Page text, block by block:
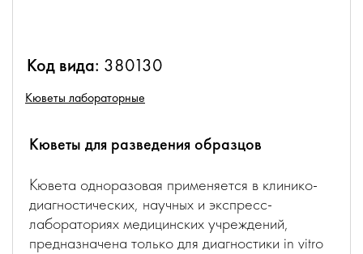
Код вида: 380130
Кюветы лабораторные
Кюветы для разведения образцов
Кювета одноразовая применяется в клинико-
диагностических, научных и экспресс-
лабораториях медицинских учреждений,
предназначена только для диагностики in vitro